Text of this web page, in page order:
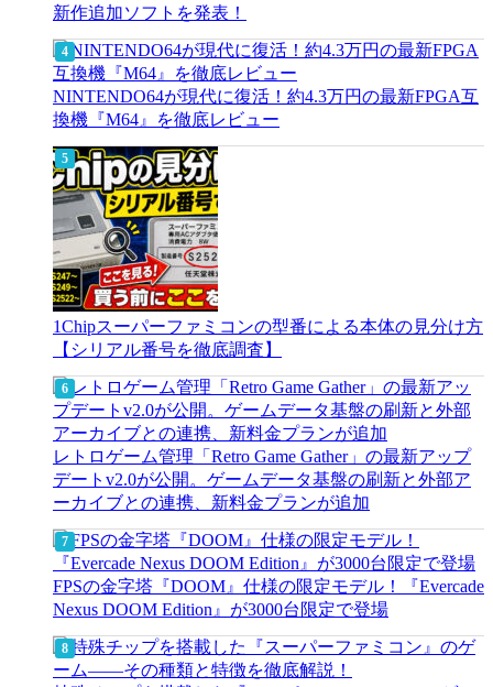
新作追加ソフトを発表！
NINTENDO64が現代に復活！約4.3万円の最新FPGA互
換機『M64』を徹底レビュー
1Chipスーパーファミコンの型番による本体の見分け方
【シリアル番号を徹底調査】
レトロゲーム管理「Retro Game Gather」の最新アップ
デートv2.0が公開。ゲームデータ基盤の刷新と外部ア
ーカイブとの連携、新料金プランが追加
FPSの金字塔『DOOM』仕様の限定モデル！『Evercade
Nexus DOOM Edition』が3000台限定で登場